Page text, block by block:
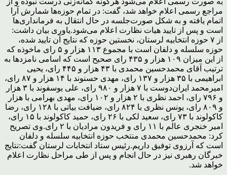
مراجع رسمی اعلام خواهد شد، گفت: در تمام حوزه‌ها شمارش آرا
اتمام یافته و به شکل صورت‌جلسه در حال انتقال به فرمانداری‌ها
است و پس از تایید هیات نظارت اعلام می‌شود.یاوری بیان داشت:
از ۷ حوزه انتخابیه لرستان، نخستین حوزه که نتایج آن تایید شده،
حوزه سلسله و دلفان است با مجموع ۱۱۳ هزار و ۵ رای ماخوذه که
از این میزان ۱۰۹ هزار و ۴۳۵ رای صحیح است که اسامی نامزدها به
ترتیب آقای محمدحسین محمدی با ۴۳ هزار و ۴۴۵ رای، یحیی
ابراهیمی با ۳۵ هزار و ۱۳۷ رای، مهدی حسنوند با ۱۴ هزار و ۸۷ رای،
امیرمحمد ایران‌دوست با ۷ هزار و ۹۸۰ رای، علی یوسفوند با ۳ هزار
و ۷۹۶ رای، احمد نظری با ۲ هزار و ۱۰۲ رای، مهدی بهرامی با هزار
و ۸۰۹ رای، یونس نظری با ۸۲۴ رای، ضیافت بیاتی با ۱۲۸ رای، رضا
کاکولوند با ۷۳ رای، سعید لکی با ۲۶ رای، حمید کاکولوند با ۱۵ رای،
امیر خنجری عالم با ۱۱ رای و فریدون مرادیان با ۲ رای.
وی تصریح
کرد: محمدحسین محمدی منتخب حوزه انتخابیه سلسله و دلفان
است که آرزوی توفیق داریم.رئیس ستاد انتخابات لرستان گفت:نتایج
خبرگان رهبری نیز در حال انجام و پس از طی مراحل نظارت اعلام
خواهد شد.